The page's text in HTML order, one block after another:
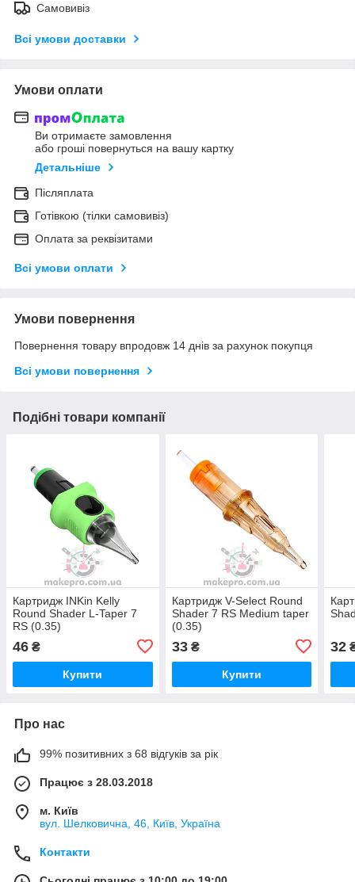
Самовивіз
Всі умови доставки
Умови оплати
Ви отримаєте замовлення
або гроші повернуться на вашу картку
Детальніше
Післяплата
Готівкою (тілки самовивіз)
Оплата за реквізитами
Всі умови оплати
Умови повернення
Повернення товару впродовж 14 днів за рахунок покупця
Всі умови повернення
Подібні товари компанії
Картридж INKin Kelly
Round Shader L-Taper 7
RS (0.35)
46 ₴
Купити
Картридж V-Select Round
Shader 7 RS Medium taper
(0.35)
33₴
Купити
32
Про нас
99% позитивних з 68 відгуків за рік
Працює з 28.03.2018
м. Київ
вул. Шелковична, 46, Київ, Україна
Контакти